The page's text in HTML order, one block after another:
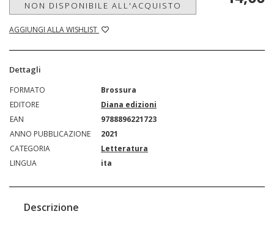
NON DISPONIBILE ALL'ACQUISTO
AGGIUNGI ALLA WISHLIST
Dettagli
FORMATO
Brossura
EDITORE
Diana edizioni
EAN
9788896221723
ANNO PUBBLICAZIONE
2021
CATEGORIA
Letteratura
LINGUA
ita
Descrizione